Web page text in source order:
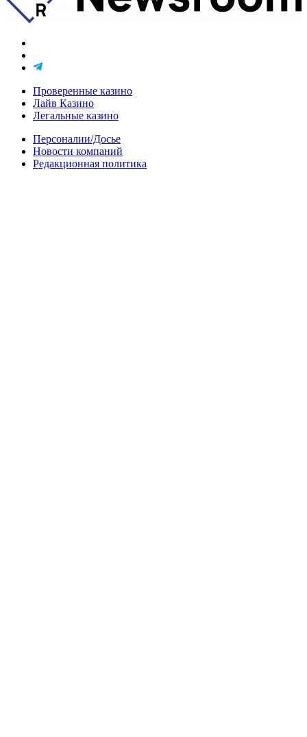
Проверенные казино
Лайв Казино
Легальные казино
Персоналии/Досье
Новости компаний
Редакционная политика